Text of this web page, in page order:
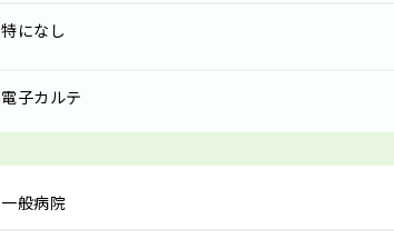
特になし
電子カルテ
一般病院